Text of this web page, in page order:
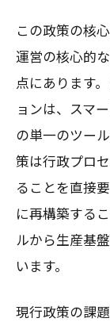
この政策の核
運営の核心的
点にあります
ョンは、スマ
の単一のツー
策は行政プロ
ることを直接
に再構築する
ルから生産基
います。
現行政策の課